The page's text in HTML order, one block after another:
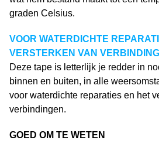
graden Celsius.
VOOR WATERDICHTE
VERSTERKEN VAN
Deze tape is letterlijk je redder in
binnen en buiten, in alle
voor waterdichte reparaties en het
verbindingen.
GOED OM TE WETEN